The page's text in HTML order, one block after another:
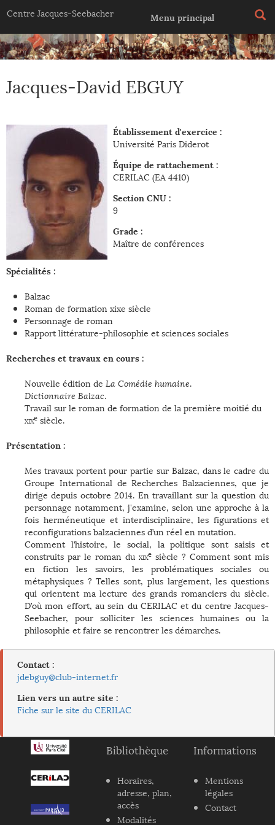
Centre Jacques-Seebacher Menu principal
Jacques-David EBGUY
Établissement d'exercice :
Université Paris Diderot
Équipe de rattachement :
CERILAC (EA 4410)
Section CNU :
9
Grade :
Maître de conférences
Spécialités :
Balzac
Roman de formation xixe siècle
Personnage de roman
Rapport littérature-philosophie et sciences sociales
Recherches et travaux en cours :
Nouvelle édition de La Comédie humaine.
Dictionnaire Balzac.
Travail sur le roman de formation de la première moitié du
xixe siècle.
Présentation :
Mes travaux portent pour partie sur Balzac, dans le cadre du
Groupe International de Recherches Balzaciennes, que je
dirige depuis octobre 2014. En travaillant sur la question du
personnage notamment, j'examine, selon une approche à la
fois herméneutique et interdisciplinaire, les figurations et
reconfigurations balzaciennes d’un réel en mutation.
Comment l’histoire, le social, la politique sont saisis et
construits par le roman du xixe siècle ? Comment sont mis
en fiction les savoirs, les problématiques sociales ou
métaphysiques ? Telles sont, plus largement, les questions
qui orientent ma lecture des grands romanciers du siècle.
D’où mon effort, au sein du CERILAC et du centre Jacques-
Seebacher, pour solliciter les sciences humaines ou la
philosophie et faire se rencontrer les démarches.
Contact :
jdebguy@club-internet.fr
Lien vers un autre site :
Fiche sur le site du CERILAC
Bibliothèque
Horaires,
adresse, plan,
accès
Modalités
Informations
Mentions
légales
Contact